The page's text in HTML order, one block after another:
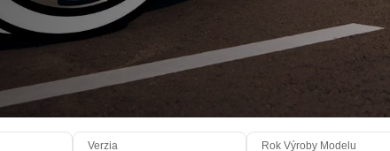
Verzia Rok Výroby Modelu